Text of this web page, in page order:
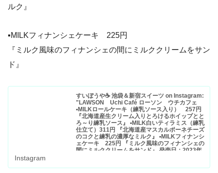
ルク』
▪MILKフィナンシェケーキ 225円
『ミルク風味のフィナンシェの間にミルククリームをサン
ド』
すいぼうや☕️ 池袋＆新宿スイーツ on Instagram:
"LAWSON Uchi Café ローソン ウチカフェ
▪MILKロールケーキ（練乳ソース入り） 257円
『北海道産生クリーム入りとろけるホイップとと
ろ～り練乳ソース』 ▪MILK白いティラミス（練乳
仕立て）311円 『北海道産マスカルポーネチーズ
のコクと練乳の濃厚なミルク』 ▪MILKフィナンシ
ェケーキ 225円 『ミルク風味のフィナンシェの
間にミルククリームをサンド』 発売日：2023年
Instagram